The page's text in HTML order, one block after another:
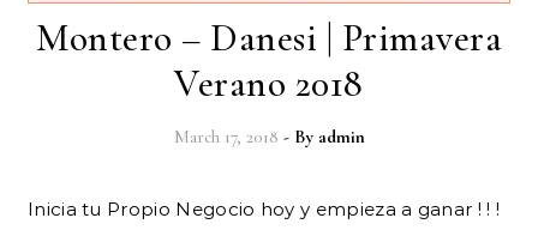
Montero – Danesi | Primavera
Verano 2018
March 17, 2018 - By admin
Inicia tu Propio Negocio hoy y empieza a ganar ! ! !